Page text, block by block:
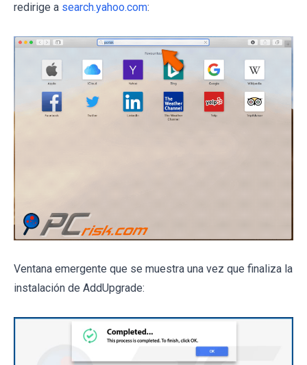
redirige a search.yahoo.com:
Ventana emergente que se muestra una vez que finaliza la
instalación de AddUpgrade: